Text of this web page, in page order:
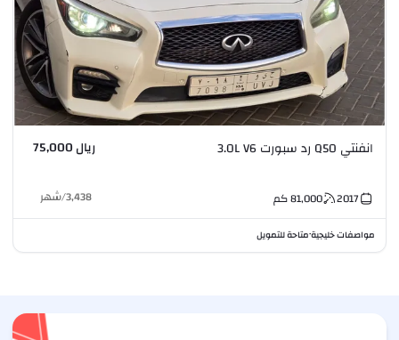
انفنتي Q50 رد سبورت 3.0L V6 ريال 75,000
2017
81,000كم 3,438
/شهر
مواصفات خليجية•متاحة للتمويل